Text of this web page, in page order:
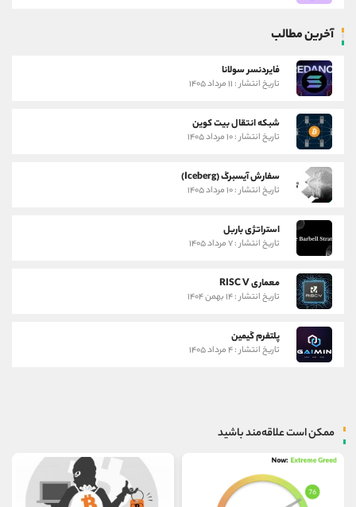
آخرین مطالب
فایردنسر سولانا
تاریخ انتشار : ۱۱ مرداد ۱۴۰۵
شبکه انتقال بیت کوین
تاریخ انتشار : ۱۰ مرداد ۱۴۰۵
سفارش آیسبرگ (Iceberg)
تاریخ انتشار : ۱۰ مرداد ۱۴۰۵
استراتژی باربل
تاریخ انتشار : ۷ مرداد ۱۴۰۵
معماری RISC V
تاریخ انتشار : ۱۴ بهمن ۱۴۰۴
پلتفرم گیمین
تاریخ انتشار : ۴ مرداد ۱۴۰۵
ممکن است علاقه‌مند باشید